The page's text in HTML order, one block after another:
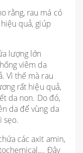
rằng, rau má có
quả, giúp
lượng lớn
viêm da
Vì thế mà rau
rất hiệu quả,
da non. Do đó,
da để vùng da
sẹo.
các axit amin,
Đây